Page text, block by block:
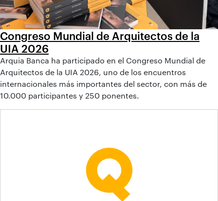
Congreso Mundial de Arquitectos de la
UIA 2026
Arquia Banca ha participado en el Congreso Mundial de
Arquitectos de la UIA 2026, uno de los encuentros
internacionales más importantes del sector, con más de
10.000 participantes y 250 ponentes.